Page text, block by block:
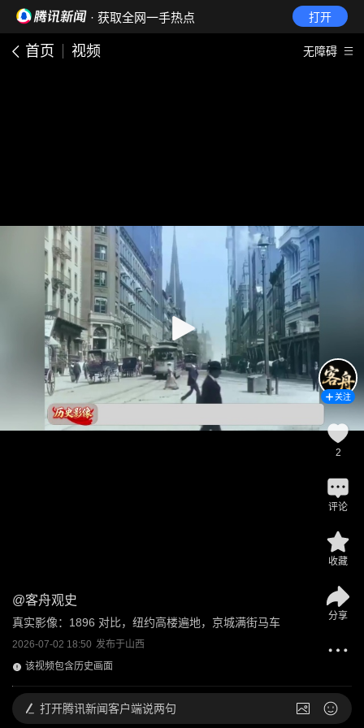
· 获取全网一手热点 打开
首页 视频 无障碍
@客舟观史
真实影像：1896 对比，纽约高楼遍地，京城满街马车
2026-07-02 18:50 发布于山西
该视频包含历史画面
关注
2
评论
收藏
分享
打开腾讯新闻客户端说两句